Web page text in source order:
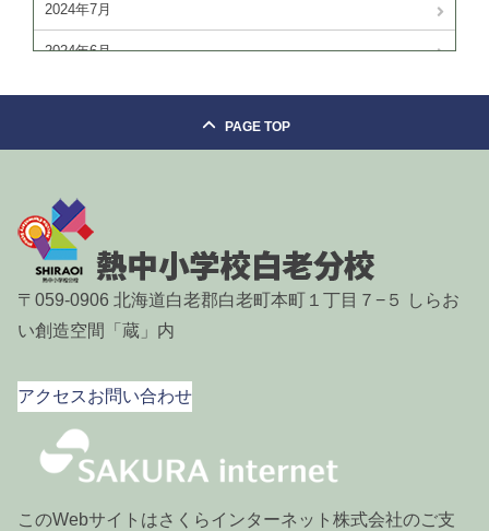
2024年7月
2024年6月
2024年4月
2024年1月
2023年11月
2023年10月
2023年9月
2023年8月
2023年6月
2023年5月
PAGE TOP
〒059-0906 北海道白老郡白老町本町１丁目７−５ しらお
い創造空間「蔵」内
アクセスお問い合わせ
このWebサイトはさくらインターネット株式会社のご支